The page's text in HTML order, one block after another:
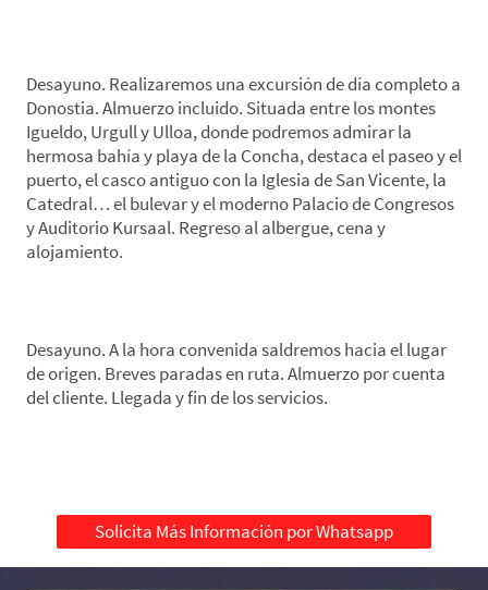
Desayuno. Realizaremos una excursión de día completo a
Donostia. Almuerzo incluido. Situada entre los montes
Igueldo, Urgull y Ulloa, donde podremos admirar la
hermosa bahía y playa de la Concha, destaca el paseo y el
puerto, el casco antiguo con la Iglesia de San Vicente, la
Catedral… el bulevar y el moderno Palacio de Congresos
y Auditorio Kursaal. Regreso al albergue, cena y
alojamiento.
Desayuno. A la hora convenida saldremos hacia el lugar
de origen. Breves paradas en ruta. Almuerzo por cuenta
del cliente. Llegada y fin de los servicios.
Solicita Más Información por Whatsapp